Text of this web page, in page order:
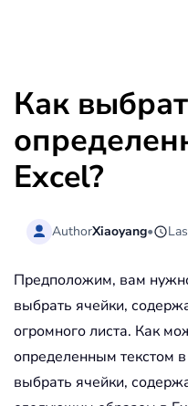
Как
Excel?
AuthorXiaoyang•
Предположим, вам
выбрать ячейки,
огромного листа. Как
определенным текстом
выбрать ячейки,